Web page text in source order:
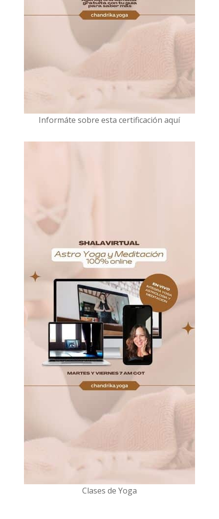
Informáte sobre esta certificación aquí
Clases de Yoga